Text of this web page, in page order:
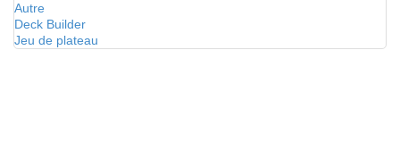
Autre
Deck Builder
Jeu de plateau